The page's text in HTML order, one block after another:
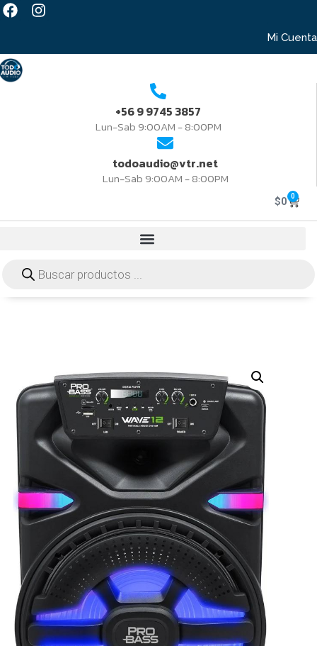
Mi Cuenta
+56 9 9745 3857
Lun-Sab 9:00AM - 8:00PM
todoaudio@vtr.net
Lun-Sab 9:00AM - 8:00PM
$0 0